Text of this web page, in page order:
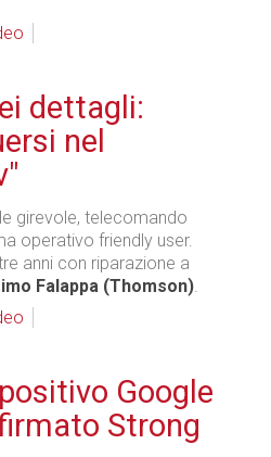
dettagli:
nel
girevole, telecomando
operativo friendly user.
anni con riparazione a
Falappa (Thomson).
Google
Strong